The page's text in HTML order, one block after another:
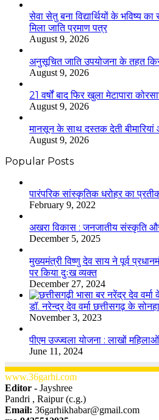
सेवा सेतु बना विद्यार्थियों के भविष्य
मिला जाति प्रमाण पत्र
August 9, 2026
अनुसूचित जाति उपयोजना के तहत
August 9, 2026
21 वर्षों बाद फिर खुला मेटापारा
August 9, 2026
मानसून के साथ दस्तक देती बीमारियां
August 9, 2026
Popular Posts
​​​​​​​पारंपरिक सांस्कृतिक धरोहर का
February 9, 2022
अखरा विकास : जनजातीय संस्कृति
December 5, 2025
मुख्यमंत्री विष्णु देव साय ने पूर्व
पर किया दुःख व्यक्त
December 27, 2024
डॉ. नरेन्द्र देव वर्मा छत्तीसगढ़ के
November 3, 2023
पीएम उज्ज्वला योजना : लाखों
June 11, 2024
www.36garhi.com
Editor - Jayshree
Pandri , Raipur (c.g.)
Email: 36garhikhabar@gmail.com